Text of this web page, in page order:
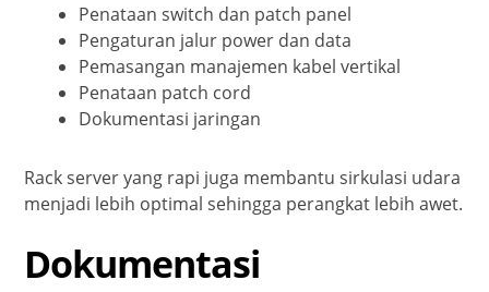
Penataan switch dan patch panel
Pengaturan jalur power dan data
Pemasangan manajemen kabel vertikal
Penataan patch cord
Dokumentasi jaringan
Rack server yang rapi juga membantu sirkulasi udara
menjadi lebih optimal sehingga perangkat lebih awet.
Dokumentasi